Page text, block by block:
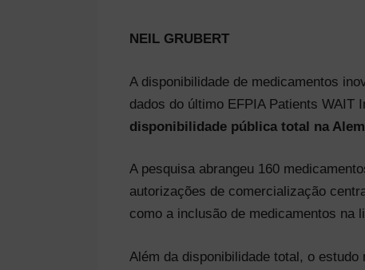
NEIL GRUBERT
A disponibilidade de medicamentos
dados do último EFPIA Patients WAIT
disponibilidade pública total na
A pesquisa abrangeu 160
autorizações de comercialização
como a inclusão de medicamentos na
Além da disponibilidade total, o estudo